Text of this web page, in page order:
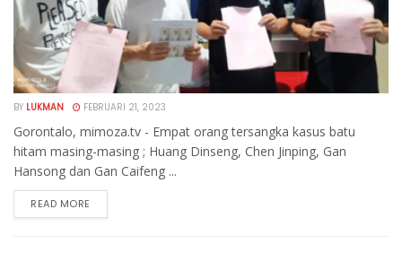
BY LUKMAN FEBRUARI 21, 2023
Gorontalo, mimoza.tv - Empat orang tersangka kasus batu
hitam masing-masing ; Huang Dinseng, Chen Jinping, Gan
Hansong dan Gan Caifeng ...
READ MORE